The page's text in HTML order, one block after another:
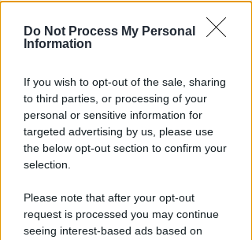
Do Not Process My Personal
Information
If you wish to opt-out of the sale, sharing
to third parties, or processing of your
personal or sensitive information for
targeted advertising by us, please use
the below opt-out section to confirm your
selection.
Please note that after your opt-out
request is processed you may continue
seeing interest-based ads based on
ALL'ALTEZZA DI PIAZZA KENNEDY
Borseggiatori sul Metromare:
colti sul fatto e arrestati